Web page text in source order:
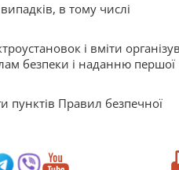
в тому числі
і вміти
безпеки і наданню першої
пунктів Правил безпечної